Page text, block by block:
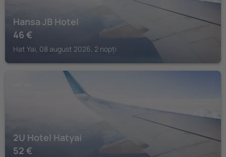
Hansa JB Hotel
46 €
Hat Yai, 08 august 2026, 2 nopți
2U Hotel Hatyai
52 €